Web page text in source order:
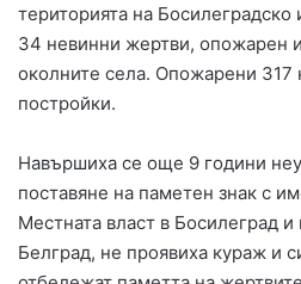
територията на Босилеградско
34 невинни жертви, опожарен
околните села. Опожарени 317
постройки.
Навършиха се още 9 години
поставяне на паметен знак с
Местната власт в Босилеград и
Белград, не проявиха кураж и